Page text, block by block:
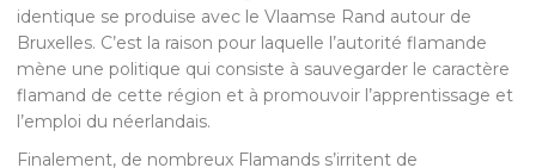
identique se produise avec le Vlaamse Rand autour de
Bruxelles. C’est la raison pour laquelle l’autorité flamande
mène une politique qui consiste à sauvegarder le caractère
flamand de cette région et à promouvoir l’apprentissage et
l’emploi du néerlandais.
Finalement, de nombreux Flamands s’irritent de